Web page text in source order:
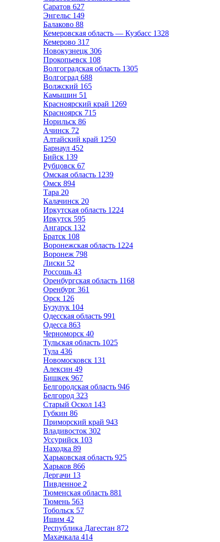
Саратов 627
Энгельс 149
Балаково 88
Кемеровская область — Кузбасс 1328
Кемерово 317
Новокузнецк 306
Прокопьевск 108
Волгоградская область 1305
Волгоград 688
Волжский 165
Камышин 51
Красноярский край 1269
Красноярск 715
Норильск 86
Ачинск 72
Алтайский край 1250
Барнаул 452
Бийск 139
Рубцовск 67
Омская область 1239
Омск 894
Тара 20
Калачинск 20
Иркутская область 1224
Иркутск 595
Ангарск 132
Братск 108
Воронежская область 1224
Воронеж 798
Лиски 52
Россошь 43
Оренбургская область 1168
Оренбург 361
Орск 126
Бузулук 104
Одесская область 991
Одесса 863
Черноморск 40
Тульская область 1025
Тула 436
Новомосковск 131
Алексин 49
Бишкек 967
Белгородская область 946
Белгород 323
Старый Оскол 143
Губкин 86
Приморский край 943
Владивосток 302
Уссурийск 103
Находка 89
Харьковская область 925
Харьков 866
Дергачи 13
Пивденное 2
Тюменская область 881
Тюмень 563
Тобольск 57
Ишим 42
Республика Дагестан 872
Махачкала 414